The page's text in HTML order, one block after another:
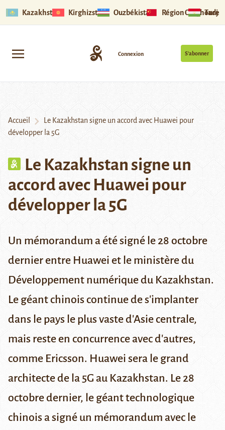
Kazakhstan Kirghizstan Ouzbékistan Région Ouïghoure
S’abonner
Connexion
Accueil
Le Kazakhstan signe un accord avec Huawei pour
développer la 5G
Le Kazakhstan signe un
accord avec Huawei pour
développer la 5G
Un mémorandum a été signé le 28 octobre
dernier entre Huawei et le ministère du
Développement numérique du Kazakhstan.
Le géant chinois continue de s'implanter
dans le pays le plus vaste d'Asie centrale,
mais reste en concurrence avec d'autres,
comme Ericsson. Huawei sera le grand
architecte de la 5G au Kazakhstan. Le 28
octobre dernier, le géant technologique
chinois a signé un mémorandum avec le